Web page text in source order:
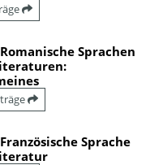
Sprachen
Sprache